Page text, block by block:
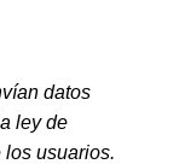
datos
ley de
usuarios.